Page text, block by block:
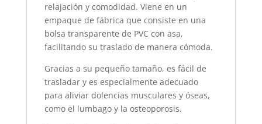
relajación y comodidad. Viene en un
empaque de fábrica que consiste en una
bolsa transparente de PVC con asa,
facilitando su traslado de manera cómoda.
Gracias a su pequeño tamaño, es fácil de
trasladar y es especialmente adecuado
para aliviar dolencias musculares y óseas,
como el lumbago y la osteoporosis.